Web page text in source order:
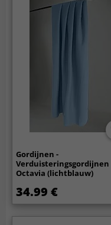
Gordijnen -
Verduisteringsgordijnen
Octavia (lichtblauw)
34.99 €